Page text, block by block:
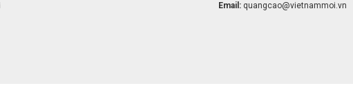
Email: quangcao@vietnammoi.vn